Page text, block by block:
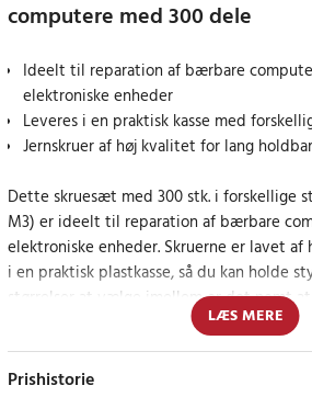
computere med 300 dele
Ideelt til reparation af bærbare
elektroniske enheder
Leveres i en praktisk kasse med
Jernskruer af høj kvalitet for lang
Dette skruesæt med 300 stk. i forskellige
M3) er ideelt til reparation af bærbare
elektroniske enheder. Skruerne er lavet
i en praktisk plastkasse, så du kan holde
størrelser at vælge imellem er det nemt at
til hver enkelt reparation. Dette sæt er en
der ønsker at udføre vedligeholdelse og
elektroniske enheder.
LÆS MERE
Prishistorie